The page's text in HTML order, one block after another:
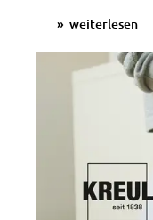
weiterlesen